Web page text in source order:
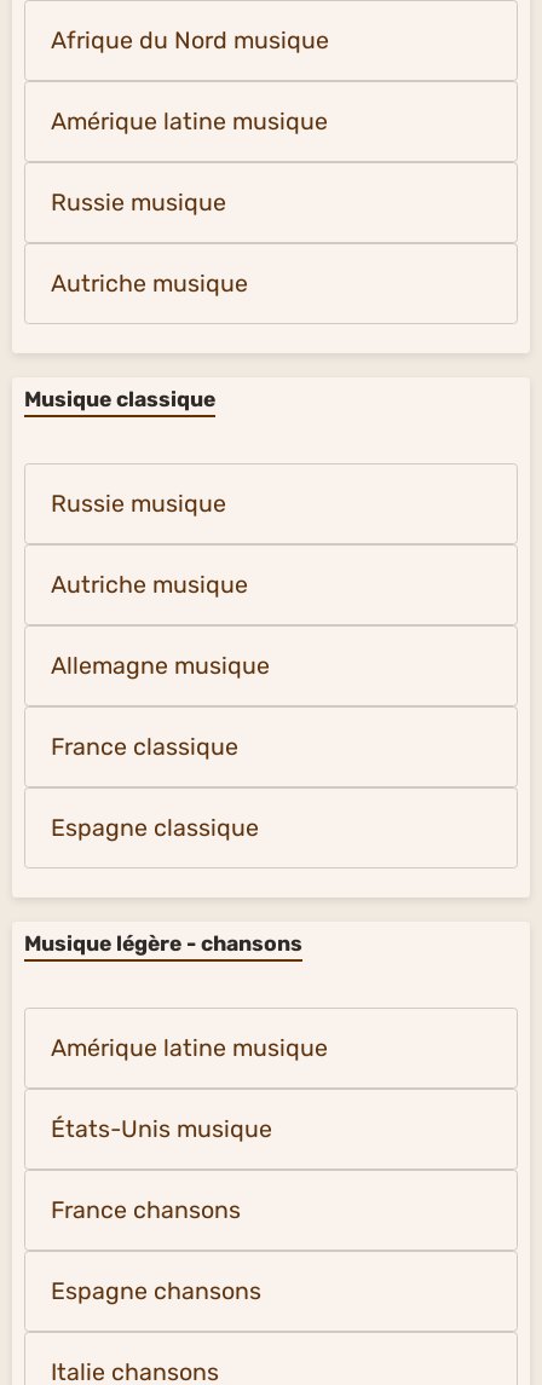
Afrique du Nord musique
Amérique latine musique
Russie musique
Autriche musique
Musique classique
Russie musique
Autriche musique
Allemagne musique
France classique
Espagne classique
Musique légère - chansons
Amérique latine musique
États-Unis musique
France chansons
Espagne chansons
Italie chansons